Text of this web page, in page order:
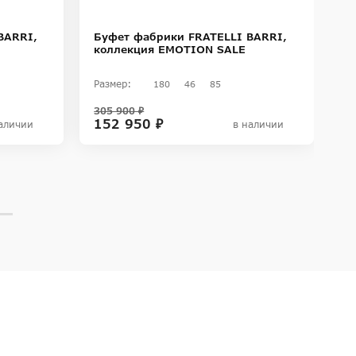
Буфет фабрики FRATELLI BARRI,
коллекция EMOTION SALE
Размер: 180 46 85
152 950 ₽
305 900 ₽
в наличии